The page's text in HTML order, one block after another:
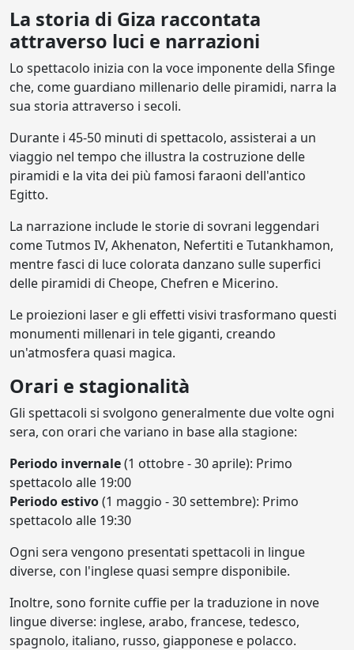
La storia di Giza raccontata
attraverso luci e narrazioni
Lo spettacolo inizia con la voce imponente della Sfinge
che, come guardiano millenario delle piramidi, narra la
sua storia attraverso i secoli.
Durante i 45-50 minuti di spettacolo, assisterai a un
viaggio nel tempo che illustra la costruzione delle
piramidi e la vita dei più famosi faraoni dell'antico
Egitto.
La narrazione include le storie di sovrani leggendari
come Tutmos IV, Akhenaton, Nefertiti e Tutankhamon,
mentre fasci di luce colorata danzano sulle superfici
delle piramidi di Cheope, Chefren e Micerino.
Le proiezioni laser e gli effetti visivi trasformano questi
monumenti millenari in tele giganti, creando
un'atmosfera quasi magica.
Orari e stagionalità
Gli spettacoli si svolgono generalmente due volte ogni
sera, con orari che variano in base alla stagione:
Periodo invernale(1 ottobre - 30 aprile): Primo
spettacolo alle 19:00
Periodo estivo(1 maggio - 30 settembre): Primo
spettacolo alle 19:30
Ogni sera vengono presentati spettacoli in lingue
diverse, con l'inglese quasi sempre disponibile.
Inoltre, sono fornite cuffie per la traduzione in nove
lingue diverse: inglese, arabo, francese, tedesco,
spagnolo, italiano, russo, giapponese e polacco.